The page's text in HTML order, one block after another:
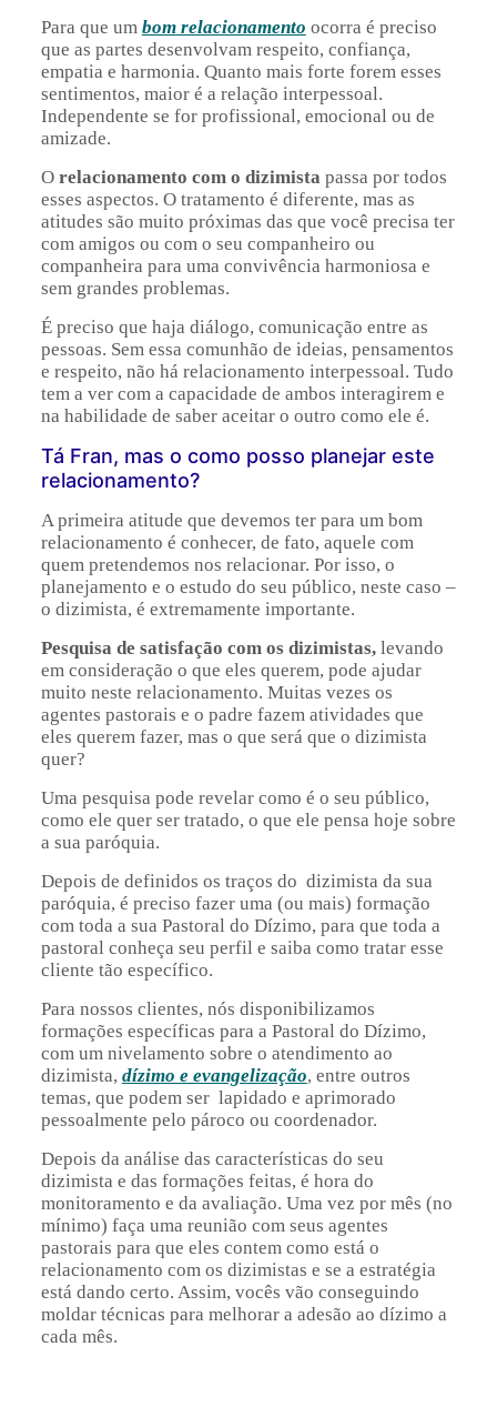
Para que um bom relacionamento ocorra é preciso
que as partes desenvolvam respeito, confiança,
empatia e harmonia. Quanto mais forte forem esses
sentimentos, maior é a relação interpessoal.
Independente se for profissional, emocional ou de
amizade.
Orelacionamento com o dizimista passa por todos
esses aspectos. O tratamento é diferente, mas as
atitudes são muito próximas das que você precisa ter
com amigos ou com o seu companheiro ou
companheira para uma convivência harmoniosa e
sem grandes problemas.
É preciso que haja diálogo, comunicação entre as
pessoas. Sem essa comunhão de ideias, pensamentos
e respeito, não há relacionamento interpessoal. Tudo
tem a ver com a capacidade de ambos interagirem e
na habilidade de saber aceitar o outro como ele é.
Tá Fran, mas o como posso planejar este
relacionamento?
A primeira atitude que devemos ter para um bom
relacionamento é conhecer, de fato, aquele com
quem pretendemos nos relacionar. Por isso, o
planejamento e o estudo do seu público, neste caso –
o dizimista, é extremamente importante.
Pesquisa de satisfação com os dizimistas, levando
em consideração o que eles querem, pode ajudar
muito neste relacionamento. Muitas vezes os
agentes pastorais e o padre fazem atividades que
eles querem fazer, mas o que será que o dizimista
quer?
Uma pesquisa pode revelar como é o seu público,
como ele quer ser tratado, o que ele pensa hoje sobre
a sua paróquia.
Depois de definidos os traços do dizimista da sua
paróquia, é preciso fazer uma (ou mais) formação
com toda a sua Pastoral do Dízimo, para que toda a
pastoral conheça seu perfil e saiba como tratar esse
cliente tão específico.
Para nossos clientes, nós disponibilizamos
formações específicas para a Pastoral do Dízimo,
com um nivelamento sobre o atendimento ao
dizimista, dízimo e evangelização, entre outros
temas, que podem ser lapidado e aprimorado
pessoalmente pelo pároco ou coordenador.
Depois da análise das características do seu
dizimista e das formações feitas, é hora do
monitoramento e da avaliação. Uma vez por mês (no
mínimo) faça uma reunião com seus agentes
pastorais para que eles contem como está o
relacionamento com os dizimistas e se a estratégia
está dando certo. Assim, vocês vão conseguindo
moldar técnicas para melhorar a adesão ao dízimo a
cada mês.